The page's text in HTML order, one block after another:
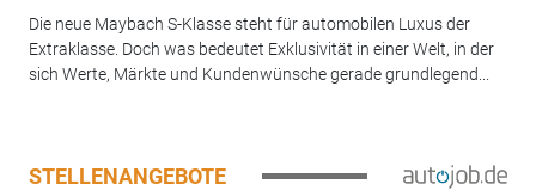
Die neue Maybach S-Klasse steht für automobilen Luxus der
Extraklasse. Doch was bedeutet Exklusivität in einer Welt, in der
sich Werte, Märkte und Kundenwünsche gerade grundlegend...
STELLENANGEBOTE